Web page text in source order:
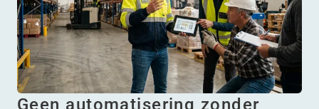
Geen automatisering zonder